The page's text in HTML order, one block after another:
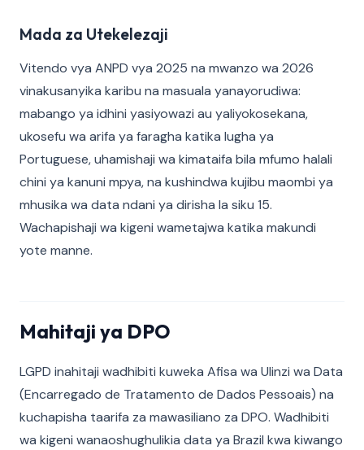
Mada za Utekelezaji
Vitendo vya ANPD vya 2025 na mwanzo wa 2026
vinakusanyika karibu na masuala yanayorudiwa:
mabango ya idhini yasiyowazi au yaliyokosekana,
ukosefu wa arifa ya faragha katika lugha ya
Portuguese, uhamishaji wa kimataifa bila mfumo halali
chini ya kanuni mpya, na kushindwa kujibu maombi ya
mhusika wa data ndani ya dirisha la siku 15.
Wachapishaji wa kigeni wametajwa katika makundi
yote manne.
Mahitaji ya DPO
LGPD inahitaji wadhibiti kuweka Afisa wa Ulinzi wa Data
(Encarregado de Tratamento de Dados Pessoais) na
kuchapisha taarifa za mawasiliano za DPO. Wadhibiti
wa kigeni wanaoshughulikia data ya Brazil kwa kiwango